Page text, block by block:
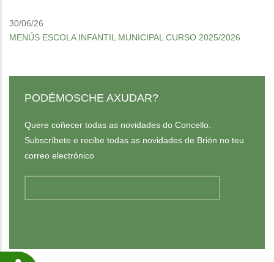
30/06/26
MENÚS ESCOLA INFANTIL MUNICIPAL CURSO 2025/2026
PODÉMOSCHE AXUDAR?
Quere coñecer todas as novidades do Concello.
Subscríbete e recibe todas as novidades de Brión no teu
correo electrónico